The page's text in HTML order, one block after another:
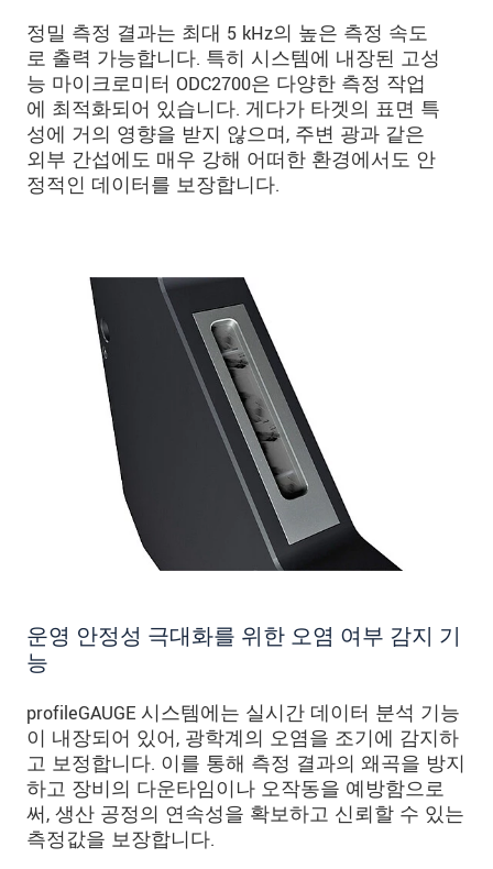
정밀 측정 결과는 최대 5 kHz의 높은 측정 속도
로 출력 가능합니다. 특히 시스템에 내장된 고성
능 마이크로미터 ODC2700은 다양한 측정 작업
에 최적화되어 있습니다. 게다가 타겟의 표면 특
성에 거의 영향을 받지 않으며, 주변 광과 같은
외부 간섭에도 매우 강해 어떠한 환경에서도 안
정적인 데이터를 보장합니다.
운영 안정성 극대화를 위한 오염 여부 감지 기
능
profileGAUGE 시스템에는 실시간 데이터 분석 기능
이 내장되어 있어, 광학계의 오염을 조기에 감지하
고 보정합니다. 이를 통해 측정 결과의 왜곡을 방지
하고 장비의 다운타임이나 오작동을 예방함으로
써, 생산 공정의 연속성을 확보하고 신뢰할 수 있는
측정값을 보장합니다.